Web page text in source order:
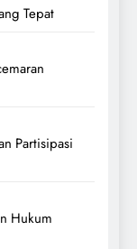
Tepat
Partisipasi
Hukum